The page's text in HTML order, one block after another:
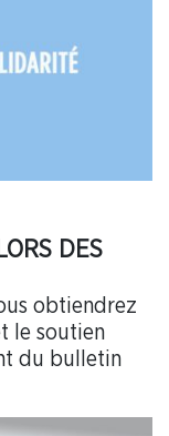
DES
obtiendrez
le soutien
du bulletin